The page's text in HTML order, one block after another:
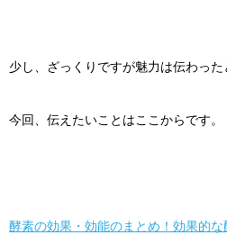
少し、ざっくりですが魅力は伝わった
今回、伝えたいことはここからです。
酵素の効果・効能のまとめ！効果的な